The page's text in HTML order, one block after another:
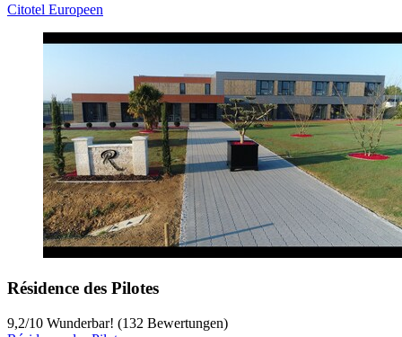
Citotel Europeen
Résidence des Pilotes
9,2/10 Wunderbar! (132 Bewertungen)